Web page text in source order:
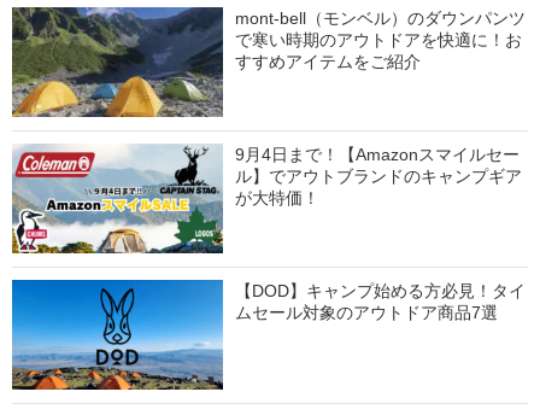
mont-bell（モンベル）のダウンパンツ
で寒い時期のアウトドアを快適に！お
すすめアイテムをご紹介
9月4日まで！【Amazonスマイルセー
ル】でアウトブランドのキャンプギア
が大特価！
【DOD】キャンプ始める方必見！タイ
ムセール対象のアウトドア商品7選